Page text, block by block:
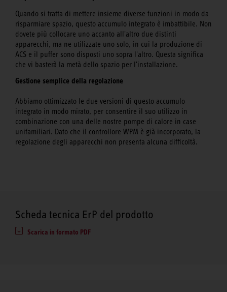
Quando si tratta di mettere insieme diverse funzioni in modo da
risparmiare spazio, questo accumulo integrato è imbattibile. Non
dovete più collocare uno accanto all'altro due distinti
apparecchi, ma ne utilizzate uno solo, in cui la produzione di
ACS e il puffer sono disposti uno sopra l'altro. Questa significa
che vi basterà la metà dello spazio per l'installazione.
Gestione semplice della regolazione
Abbiamo ottimizzato le due versioni di questo accumulo
integrato in modo mirato, per consentire il suo utilizzo in
combinazione con una delle nostre pompe di calore in case
unifamiliari. Dato che il controllore WPM è già incorporato, la
regolazione degli apparecchi non presenta alcuna difficoltà.
Scheda tecnica ErP del prodotto
Scarica in formato PDF